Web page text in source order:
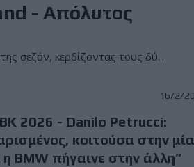
- Απόλυτος
σεζόν, κερδίζοντας τους δύ...
16/2/
2026 - Danilo Petrucci:
κοιτούσα στην μία
BMW πήγαινε στην άλλη”